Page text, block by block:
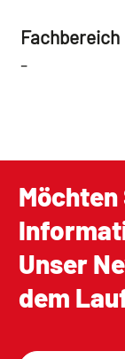
Fachbereich
-
Möchten
Unser
dem